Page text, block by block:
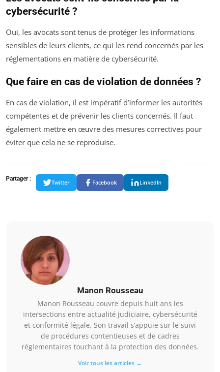
cybersécurité ?
Oui, les avocats sont tenus de protéger les informations
sensibles de leurs clients, ce qui les rend concernés par les
réglementations en matière de cybersécurité.
Que faire en cas de violation de données ?
En cas de violation, il est impératif d’informer les autorités
compétentes et de prévenir les clients concernés. Il faut
également mettre en œuvre des mesures correctives pour
éviter que cela ne se reproduise.
Partager :
Twitter Facebook LinkedIn
Manon Rousseau
Manon Rousseau couvre depuis huit ans les
intersections entre actualité judiciaire, cybersécurité
et conformité légale. Son travail s’appuie sur le suivi
de procédures contentieuses et de cadres
réglementaires touchant à la protection des données.
Voir tous les articles →